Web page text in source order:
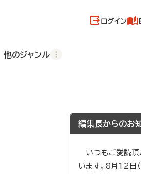
ログイン
他のジャンル
編集長からのお
いつもご愛読頂
います。8月12日